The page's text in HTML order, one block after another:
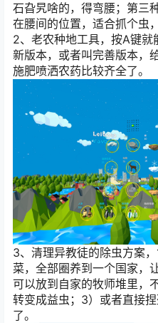
石旮旯啥的，得弯腰；第三
在腰间的位置，适合抓个虫
2、老农种地工具，按A键就
新版本，或者叫完善版本，
施肥喷洒农药比较齐全了。
3、清理异教徒的除虫方案
菜，全部圈养到一个国家，
可以放到自家的牧师堆里，
转变成益虫；3）或者直接
了。